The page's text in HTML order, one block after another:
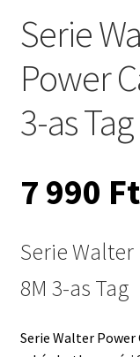
Serie
Power
3-as Tag
7 990 Ft
Serie
8M 3-as Tag
Serie Walter Power